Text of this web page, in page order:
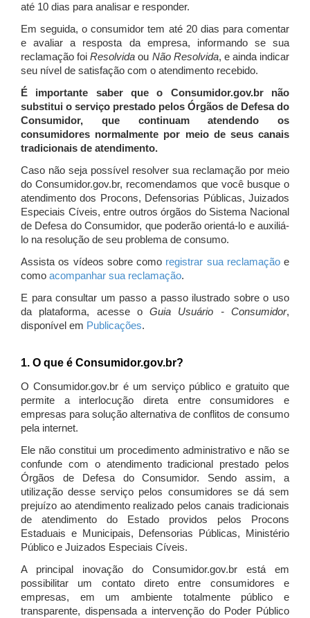
até 10 dias para analisar e responder.
Em seguida, o consumidor tem até 20 dias para comentar
e avaliar a resposta da empresa, informando se sua
reclamação foiResolvida ou Não Resolvida, e ainda indicar
seu nível de satisfação com o atendimento recebido.
É importante saber que o Consumidor.gov.br não
substitui o serviço prestado pelos Órgãos de Defesa do
Consumidor, que continuam atendendo os
consumidores normalmente por meio de seus canais
tradicionais de atendimento.
Caso não seja possível resolver sua reclamação por meio
do Consumidor.gov.br, recomendamos que você busque o
atendimento dos Procons, Defensorias Públicas, Juizados
Especiais Cíveis, entre outros órgãos do Sistema Nacional
de Defesa do Consumidor, que poderão orientá-lo e auxiliá-
lo na resolução de seu problema de consumo.
Assista os vídeos sobre como registrar sua reclamaçãoe
como acompanhar sua reclamação.
E para consultar um passo a passo ilustrado sobre o uso
da plataforma, acesse oGuia Usuário - Consumidor,
disponível em Publicações.
1. O que é Consumidor.gov.br?
O Consumidor.gov.br é um serviço público e gratuito que
permite a interlocução direta entre consumidores e
empresas para solução alternativa de conflitos de consumo
pela internet.
Ele não constitui um procedimento administrativo e não se
confunde com o atendimento tradicional prestado pelos
Órgãos de Defesa do Consumidor. Sendo assim, a
utilização desse serviço pelos consumidores se dá sem
prejuízo ao atendimento realizado pelos canais tradicionais
de atendimento do Estado providos pelos Procons
Estaduais e Municipais, Defensorias Públicas, Ministério
Público e Juizados Especiais Cíveis.
A principal inovação do Consumidor.gov.br está em
possibilitar um contato direto entre consumidores e
empresas, em um ambiente totalmente público e
transparente, dispensada a intervenção do Poder Público